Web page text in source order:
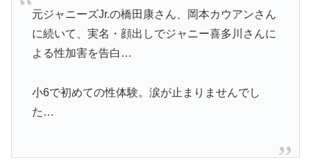
元ジャニーズJr.の橋田康さん、岡本カウアンさん
に続いて、実名・顔出しでジャニー喜多川さんに
よる性加害を告白…
小6で初めての性体験。涙が止まりませんでし
た…